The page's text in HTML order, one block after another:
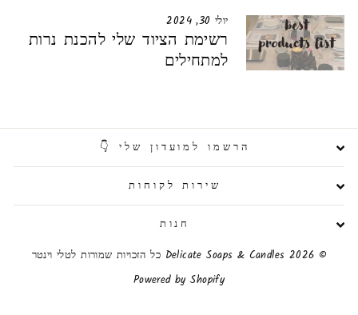
יולי 30, 2024
רשימת הציוד שלי להכנת נרות
למתחילים
הרשמו למועדון שלי 👇
שירות לקוחות
Powered by Shopify